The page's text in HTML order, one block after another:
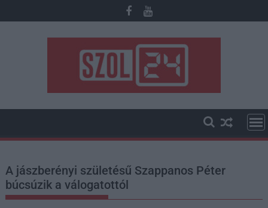
to
A jászberényi születésű Szappanos Péter
búcsúzik a válogatottól